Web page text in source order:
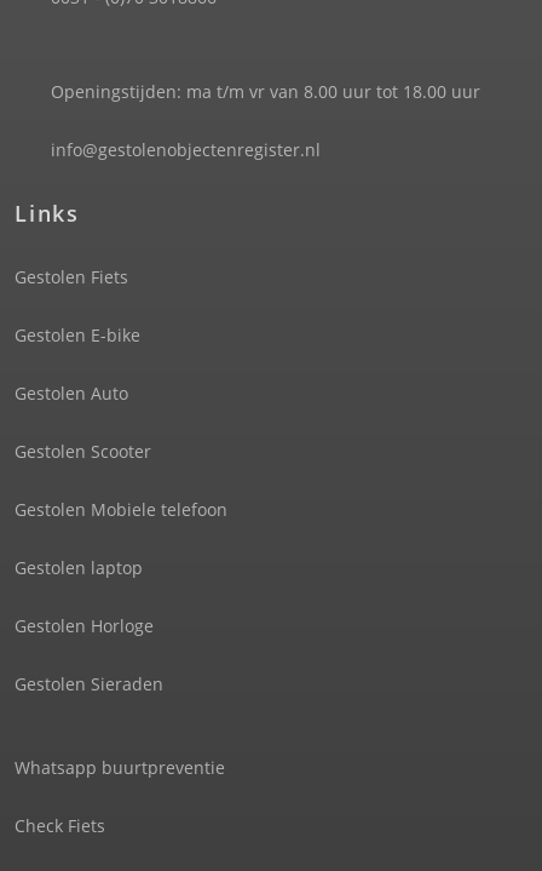
Openingstijden: ma t/m vr van 8.00 uur tot 18.00 uur
info@gestolenobjectenregister.nl
Links
Gestolen Fiets
Gestolen E-bike
Gestolen Auto
Gestolen Scooter
Gestolen Mobiele telefoon
Gestolen laptop
Gestolen Horloge
Gestolen Sieraden
Whatsapp buurtpreventie
Check Fiets